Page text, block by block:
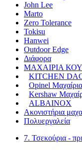
John Lee
Marto
Zero Tolerance
Tokisu
Hanwei
Outdoor Edge
Διάφορα
ΜΑΧΑΙΡΙΑ
KITCHEN
Opinel
Kershaw
ALBAINOX
Ακονιστήρια
Πολυεργαλεία
7. Τσεκούρια -